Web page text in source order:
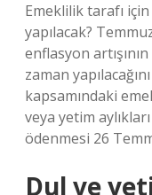
Emeklilik tarafı
yapılacak?
enflasyon
zaman
kapsamındaki
veya yetim
ödenmesi 26
Dul ve